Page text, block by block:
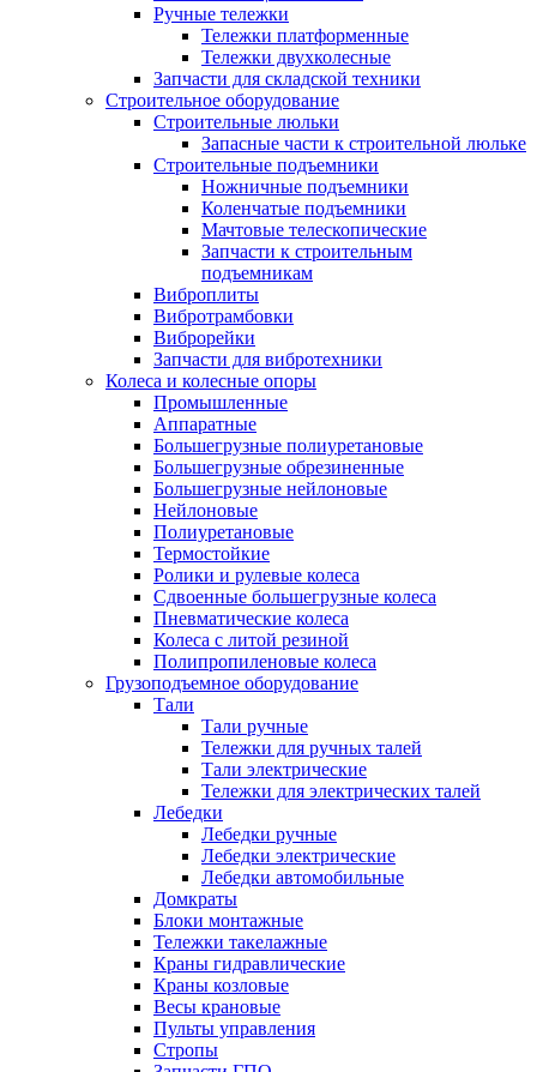
Ручные тележки
Тележки платформенные
Тележки двухколесные
Запчасти для складской техники
Строительное оборудование
Строительные люльки
Запасные части к строительной люльке
Строительные подъемники
Ножничные подъемники
Коленчатые подъемники
Мачтовые телескопические
Запчасти к строительным
подъемникам
Виброплиты
Вибротрамбовки
Виброрейки
Запчасти для вибротехники
Колеса и колесные опоры
Промышленные
Аппаратные
Большегрузные полиуретановые
Большегрузные обрезиненные
Большегрузные нейлоновые
Нейлоновые
Полиуретановые
Термостойкие
Ролики и рулевые колеса
Сдвоенные большегрузные колеса
Пневматические колеса
Колеса с литой резиной
Полипропиленовые колеса
Грузоподъемное оборудование
Тали
Тали ручные
Тележки для ручных талей
Тали электрические
Тележки для электрических талей
Лебедки
Лебедки ручные
Лебедки электрические
Лебедки автомобильные
Домкраты
Блоки монтажные
Тележки такелажные
Краны гидравлические
Краны козловые
Весы крановые
Пульты управления
Стропы